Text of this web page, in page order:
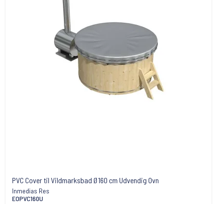
PVC Cover til Vildmarksbad Ø160 cm Udvendig Ovn
Inmedias Res
EOPVC160U